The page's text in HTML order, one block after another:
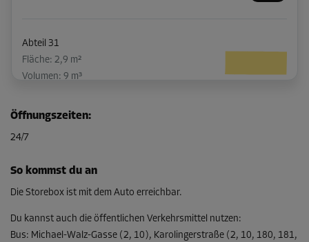
Abteil 31
Fläche: 2,9 m²
Volumen: 9 m³
-10%
100,00 EUR/Mon
89,99 EUR/Mon
Abteil 42
Öffnungszeiten:
24/7
So kommst du an
Die Storebox ist mit dem Auto erreichbar.
Du kannst auch die öffentlichen Verkehrsmittel nutzen:
Bus: Michael-Walz-Gasse (2, 10), Karolingerstraße (2, 10, 180, 181,